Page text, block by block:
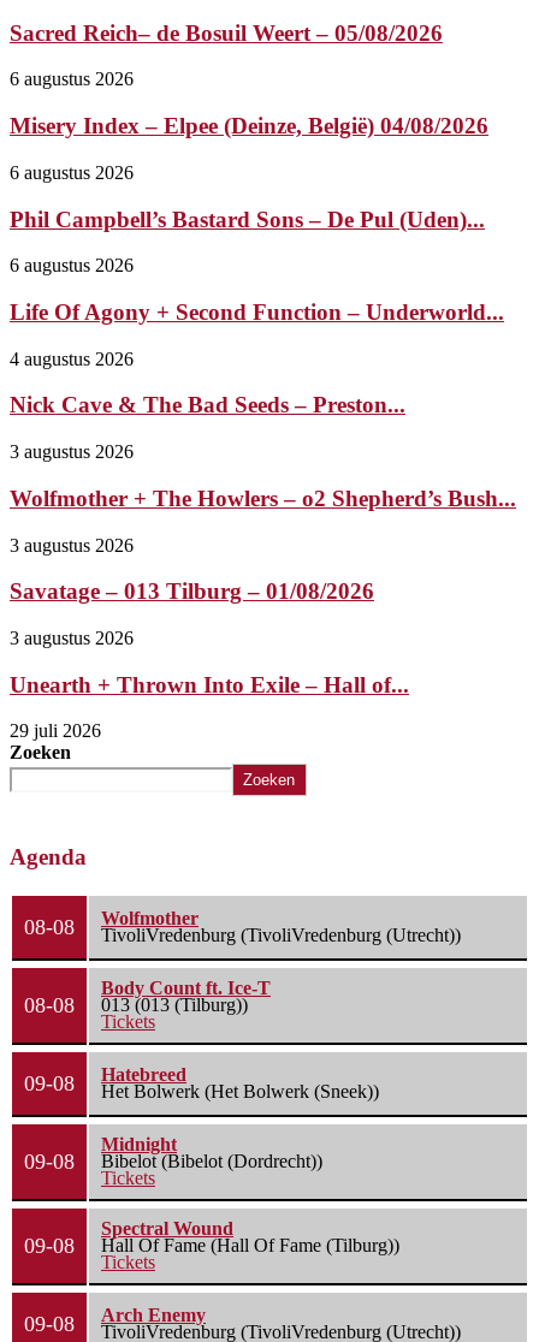
Sacred Reich– de Bosuil Weert – 05/08/2026
6 augustus 2026
Misery Index – Elpee (Deinze, België) 04/08/2026
6 augustus 2026
Phil Campbell’s Bastard Sons – De Pul (Uden)...
6 augustus 2026
Life Of Agony + Second Function – Underworld...
4 augustus 2026
Nick Cave & The Bad Seeds – Preston...
3 augustus 2026
Wolfmother + The Howlers – o2 Shepherd’s Bush...
3 augustus 2026
Savatage – 013 Tilburg – 01/08/2026
3 augustus 2026
Unearth + Thrown Into Exile – Hall of...
29 juli 2026
Zoeken
Zoeken
Agenda
08-08
Wolfmother
TivoliVredenburg (TivoliVredenburg (Utrecht))
08-08
Body Count ft. Ice-T
013 (013 (Tilburg))
Tickets
09-08
Hatebreed
Het Bolwerk (Het Bolwerk (Sneek))
09-08
Midnight
Bibelot (Bibelot (Dordrecht))
Tickets
09-08
Spectral Wound
Hall Of Fame (Hall Of Fame (Tilburg))
Tickets
09-08
Arch Enemy
TivoliVredenburg (TivoliVredenburg (Utrecht))